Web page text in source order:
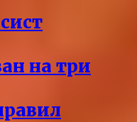
на три